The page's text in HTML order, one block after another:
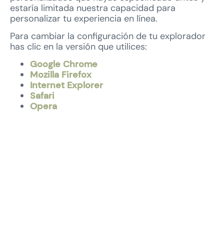
estaría limitada nuestra capacidad para
personalizar tu experiencia en línea.
Para cambiar la configuración de tu explorador
has clic en la versión que utilices:
Google Chrome
Mozilla Firefox
Internet Explorer
Safari
Opera